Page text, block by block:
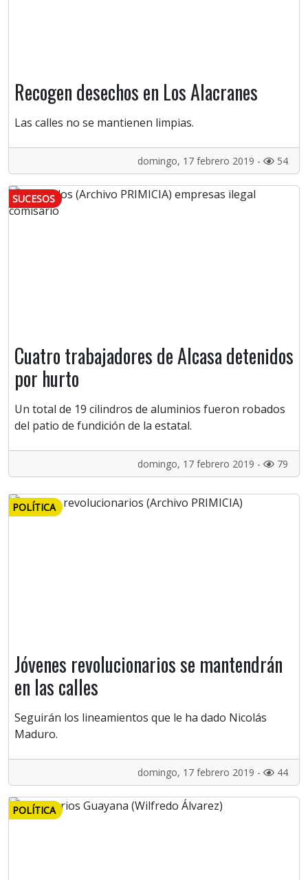
Recogen desechos en Los Alacranes
Las calles no se mantienen limpias.
domingo, 17 febrero 2019 - 54
SUCESOS
Cuatro trabajadores de Alcasa detenidos
por hurto
Un total de 19 cilindros de aluminios fueron robados
del patio de fundición de la estatal.
domingo, 17 febrero 2019 - 79
POLÍTICA
Jóvenes revolucionarios se mantendrán
en las calles
Seguirán los lineamientos que le ha dado Nicolás
Maduro.
domingo, 17 febrero 2019 - 44
POLÍTICA